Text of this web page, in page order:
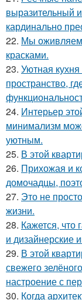
выразительный
кардинально
22. Мы оживляем
красками.
23. Уютная
пространство,
24. Интерьер
минимализм
уютным.
25. В этой
26. Прихожая и
домочадцы,
27. Это не
жизни.
28. Кажется, что
и дизайнерские
29. В этой
свежего
настроение с
30. Когда